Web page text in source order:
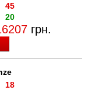
45
20
грн.
18